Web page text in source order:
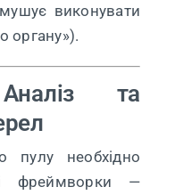
виконувати
органу»).
та
пулу необхідно
фреймворки —